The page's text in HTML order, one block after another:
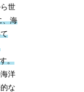
世
、海
。
洋
な